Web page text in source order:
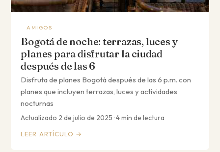
AMIGOS
Bogotá de noche: terrazas, luces y
planes para disfrutar la ciudad
después de las 6
Disfruta de planes Bogotá después de las 6 p.m. con
planes que incluyen terrazas, luces y actividades
nocturnas
Actualizado 2 de julio de 2025 · 4 min de lectura
LEER ARTÍCULO →